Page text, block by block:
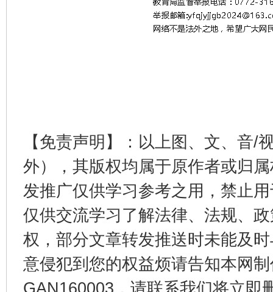
【免责声明】：以上图、文、音/
外），其版权均属于原作者或归
发推广仅供学习参考之用，禁止
仅供交流学习了解法律、法规、
权，部分文章转发推送时未能及
意侵犯到您的权益烦请告知本网
GAN160003，请联系我们将立即